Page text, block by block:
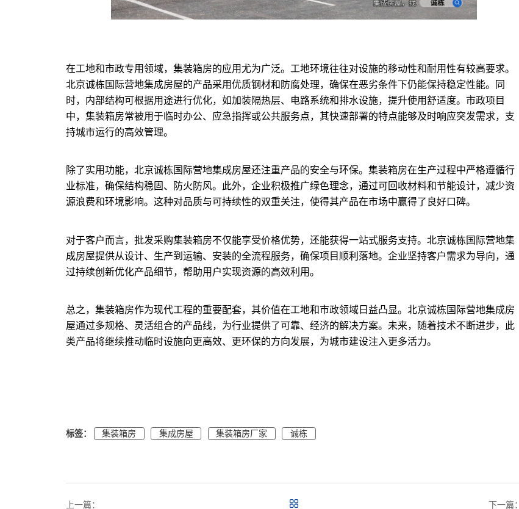
在工地和市政专用领域，集装箱房的应用尤为广泛。工地环境往往对设施的移动性和耐用性有较高要求。
北京诚栋国际营地集成房屋的产品采用优质钢材和防腐处理，确保在恶劣条件下仍能保持稳定性能。同
时，内部结构可根据用途进行优化，如加装隔热层、电路系统和排水设施，提升使用舒适度。市政项目
中，集装箱房常被用于临时办公、应急指挥或公共服务点，其快速部署的特点能够及时响应突发需求，支
持城市运行的高效管理。
除了实用功能，北京诚栋国际营地集成房屋还注重产品的安全与环保。集装箱房在生产过程中严格遵循行
业标准，确保结构稳固、防火防风。此外，企业积极推广绿色理念，通过可回收材料和节能设计，减少资
源浪费和环境影响。这种对品质与可持续性的双重关注，使得其产品在市场中赢得了良好口碑。
对于客户而言，批发采购集装箱房不仅能享受价格优势，还能获得一站式服务支持。北京诚栋国际营地集
成房屋提供从设计、生产到运输、安装的全流程服务，确保项目顺利落地。企业坚持客户需求为导向，通
过持续创新优化产品细节，帮助用户实现资源的高效利用。
总之，集装箱房作为现代工程的重要配套，其价值在工地和市政领域日益凸显。北京诚栋国际营地集成房
屋通过多规格、灵活组合的产品线，为行业提供了可靠、经济的解决方案。未来，随着技术不断进步，此
类产品将继续推动临时设施向更高效、更环保的方向发展，为城市建设注入更多活力。
标签： 集装箱房 集成房屋 集装箱房厂家 诚栋
上一篇：
下一篇：